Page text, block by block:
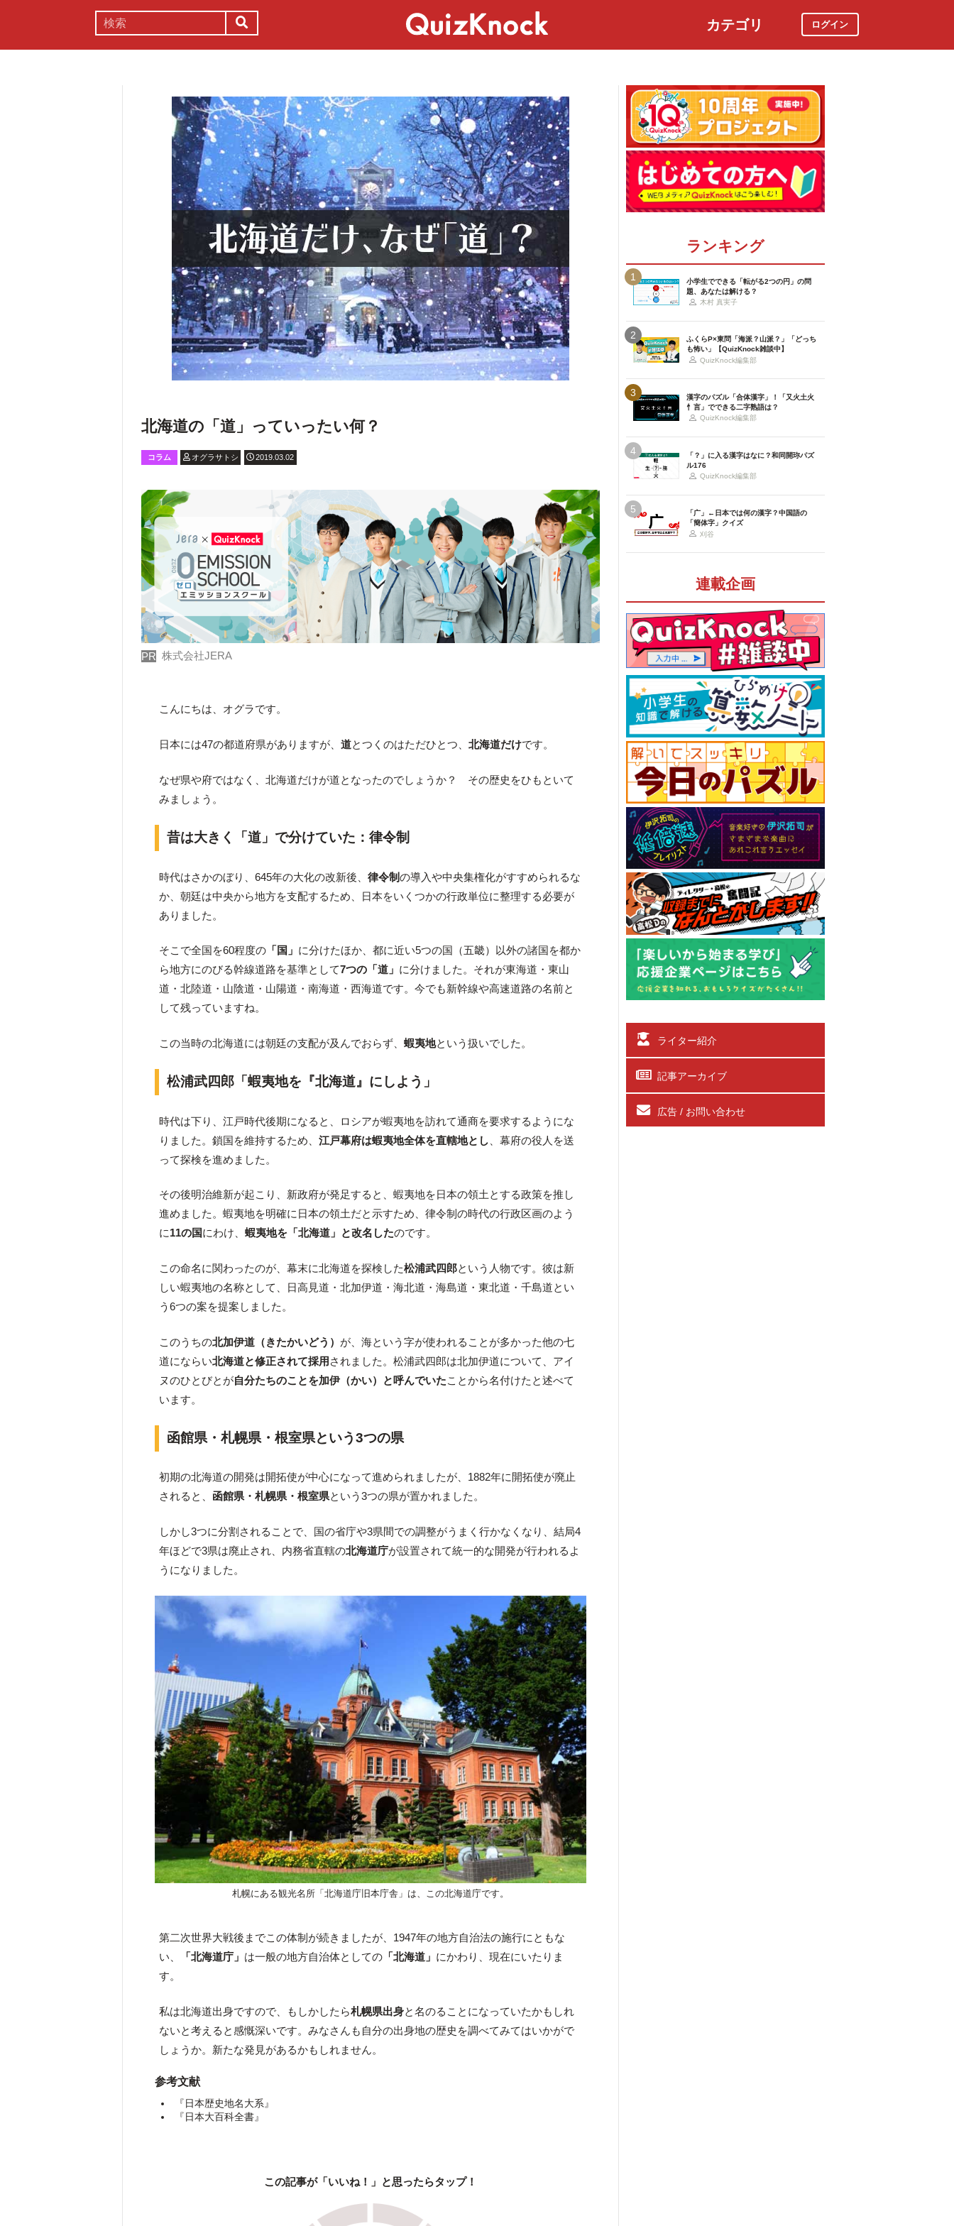
カテゴリ ログイン
北海道の「道」っていったい何？
コラム オグラサトシ 2019.03.02
PR 株式会社JERA
こんにちは、オグラです。
日本には47の都道府県がありますが、道とつくのはただひとつ、北海道だけです。
なぜ県や府ではなく、北海道だけが道となったのでしょうか？ その歴史をひもといて
みましょう。
昔は大きく「道」で分けていた：律令制
時代はさかのぼり、645年の大化の改新後、律令制の導入や中央集権化がすすめられるな
か、朝廷は中央から地方を支配するため、日本をいくつかの行政単位に整理する必要が
ありました。
そこで全国を60程度の 「国」 に分けたほか、都に近い5つの国（五畿）以外の諸国を都か
ら地方にのびる幹線道路を基準として7つの「道」 に分けました。それが東海道・東山
道・北陸道・山陰道・山陽道・南海道・西海道です。今でも新幹線や高速道路の名前と
して残っていますね。
この当時の北海道には朝廷の支配が及んでおらず、蝦夷地という扱いでした。
松浦武四郎「蝦夷地を『北海道』にしよう」
時代は下り、江戸時代後期になると、ロシアが蝦夷地を訪れて通商を要求するようにな
りました。鎖国を維持するため、江戸幕府は蝦夷地全体を直轄地とし 、幕府の役人を送
って探検を進めました。
その後明治維新が起こり、新政府が発足すると、蝦夷地を日本の領土とする政策を推し
進めました。蝦夷地を明確に日本の領土だと示すため、律令制の時代の行政区画のよう
に11の国にわけ、蝦夷地を「北海道」と改名したのです。
この命名に関わったのが、幕末に北海道を探検した松浦武四郎という人物です。彼は新
しい蝦夷地の名称として、日高見道・北加伊道・海北道・海島道・東北道・千島道とい
う6つの案を提案しました。
このうちの北加伊道（きたかいどう） が、海という字が使われることが多かった他の七
道にならい北海道と修正されて採用 されました。松浦武四郎は北加伊道について、アイ
ヌのひとびとが自分たちのことを加伊（かい）と呼んでいたことから名付けたと述べて
います。
函館県・札幌県・根室県という3つの県
初期の北海道の開発は開拓使が中心になって進められましたが、1882年に開拓使が廃止
されると、 函館県・札幌県・根室県という3つの県が置かれました。
しかし3つに分割されることで、国の省庁や3県間での調整がうまく行かなくなり、結局4
年ほどで3県は廃止され、内務省直轄の北海道庁が設置されて統一的な開発が行われるよ
うになりました。
札幌にある観光名所「北海道庁旧本庁舎」は、この北海道庁です。
第二次世界大戦後までこの体制が続きましたが、1947年の地方自治法の施行にともな
い、
「北海道庁」 は一般の地方自治体としての 「北海道」 にかわり、現在にいたりま
す。
私は北海道出身ですので、もしかしたら札幌県出身と名のることになっていたかもしれ
ないと考えると感慨深いです。みなさんも自分の出身地の歴史を調べてみてはいかがで
しょうか。新たな発見があるかもしれません。
参考文献
『日本歴史地名大系』
『日本大百科全書』
この記事が「いいね！」と思ったらタップ！
ランキング
1
小学生でできる「転がる2つの円」の問
題、あなたは解ける？
木村 真実子
2
ふくらP×東問「海派？山派？」「どっち
も怖い」【QuizKnock雑談中】
QuizKnock編集部
3
漢字のパズル「合体漢字」！「又火土火
忄言」でできる二字熟語は？
QuizKnock編集部
4
「？」に入る漢字はなに？和同開珎パズ
ル176
QuizKnock編集部
5
「广」←日本では何の漢字？中国語の
「簡体字」クイズ
刈谷
連載企画
ライター紹介
記事アーカイブ
広告 / お問い合わせ